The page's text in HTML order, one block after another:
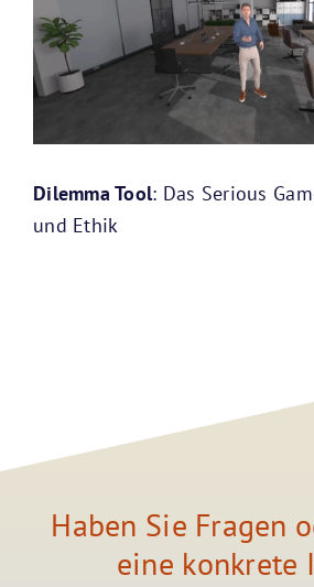
Dilemma Tool: Das Serious
und Ethik
Haben Sie Fragen
eine konkrete